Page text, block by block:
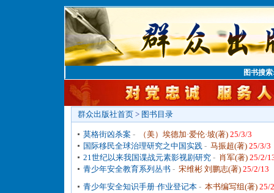
图书搜
群众出版社首页 > 图书目录
莫格街凶杀案 - （美）埃德加·爱伦·坡(著) 25/3/3
国际移民全球治理研究之中国实践 - 马振超(著) 25/3/3
21世纪以来我国谍战元素影视剧研究 - 肖军(著) 25/2/
青少年安全教育系列丛书 - 宋维彬 刘鹏志(著) 25/2/13
青少年安全知识手册·作业登记本 - 本书编写组(著) 25/